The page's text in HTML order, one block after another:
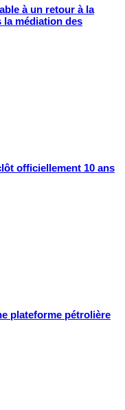
à un retour à la
la médiation des
officiellement 10 ans
plateforme pétrolière